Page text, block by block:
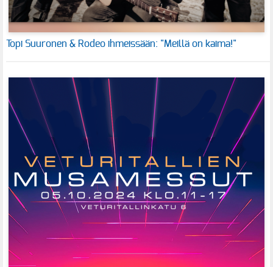
Topi Suuronen & Rodeo ihmeissään: "Meillä on kaima!"